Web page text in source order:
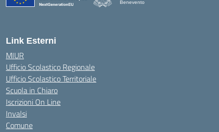
Benevento
Link Esterni
MIUR
Ufficio Scolastico Regionale
Ufficio Scolastico Territoriale
Scuola in Chiaro
Iscrizioni On Line
Invalsi
Comune